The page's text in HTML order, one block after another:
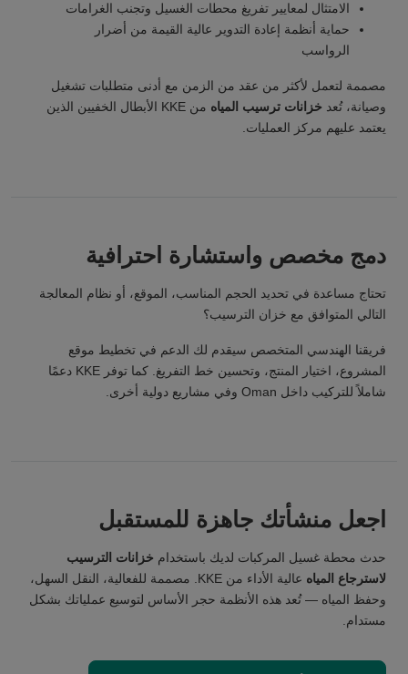
الامتثال لمعايير تفريغ محطات الغسيل وتجنب الغرامات
حماية أنظمة إعادة التدوير عالية القيمة من أضرار
الرواسب
مصممة لتعمل لأكثر من عقد من الزمن مع أدنى متطلبات تشغيل
وصيانة، تُعد خزانات ترسيب المياه
من KKE الأبطال الخفيين الذين
يعتمد عليهم مركز العمليات.
دمج مخصص واستشارة احترافية
تحتاج مساعدة في تحديد الحجم المناسب، الموقع، أو نظام المعالجة
التالي المتوافق مع خزان الترسيب؟
فريقنا الهندسي المتخصص سيقدم لك الدعم في تخطيط موقع
المشروع، اختيار المنتج، وتحسين خط التفريغ. كما توفر KKE دعمًا
شاملاً للتركيب داخل Oman وفي مشاريع دولية أخرى.
اجعل منشأتك جاهزة للمستقبل
حدث محطة غسيل المركبات لديك باستخدام خزانات الترسيب
لاسترجاع المياه
عالية الأداء من KKE. مصممة للفعالية، النقل السهل،
وحفظ المياه — تُعد هذه الأنظمة حجر الأساس لتوسيع عملياتك بشكل
مستدام.